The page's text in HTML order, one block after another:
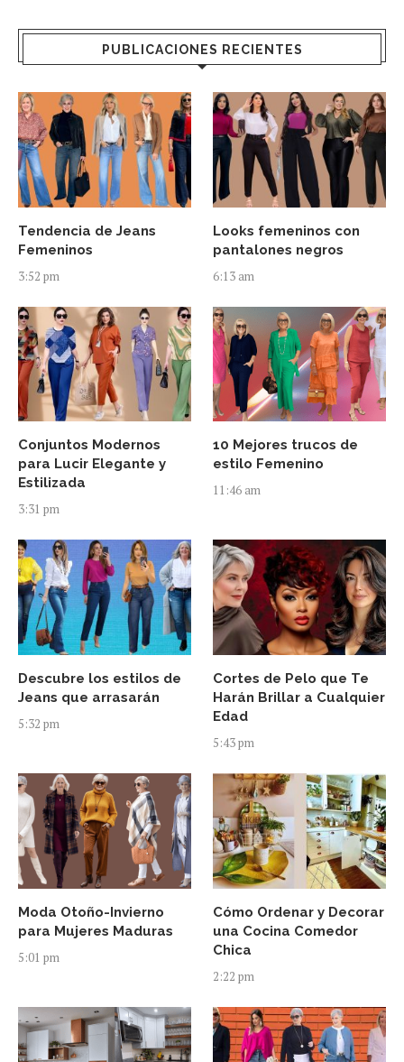
PUBLICACIONES RECIENTES
Tendencia de Jeans
Femeninos
3:52 pm
Looks femeninos con
pantalones negros
6:13 am
Conjuntos Modernos
para Lucir Elegante y
Estilizada
3:31 pm
10 Mejores trucos de
estilo Femenino
11:46 am
Descubre los estilos de
Jeans que arrasarán
5:32 pm
Cortes de Pelo que Te
Harán Brillar a Cualquier
Edad
5:43 pm
Moda Otoño-Invierno
para Mujeres Maduras
5:01 pm
Cómo Ordenar y Decorar
una Cocina Comedor
Chica
2:22 pm